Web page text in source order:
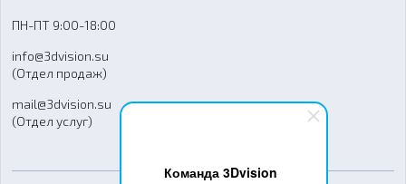
Команда 3Dvision
FAQ
ПН-ПТ 9:00-18:00
info@3dvision.su
(Отдел продаж)
mail@3dvision.su
(Отдел услуг)